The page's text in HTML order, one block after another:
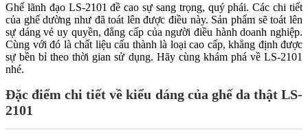
Ghế lãnh đạo LS-2101 đề cao sự sang trọng, quý phái. Các chi tiết
của ghế dường như đã toát lên được điều này. Sản phẩm sẽ toát lên
sự dáng vẻ uy quyền, đẳng cấp của người điều hành doanh nghiệp.
Cùng với đó là chất liệu cấu thành là loại cao cấp, khẳng định được
sự bền bỉ theo thời gian sử dụng. Hãy cùng khám phá về LS-2101
nhé.
Đặc điểm chi tiết về kiểu dáng của ghế da thật LS-
2101